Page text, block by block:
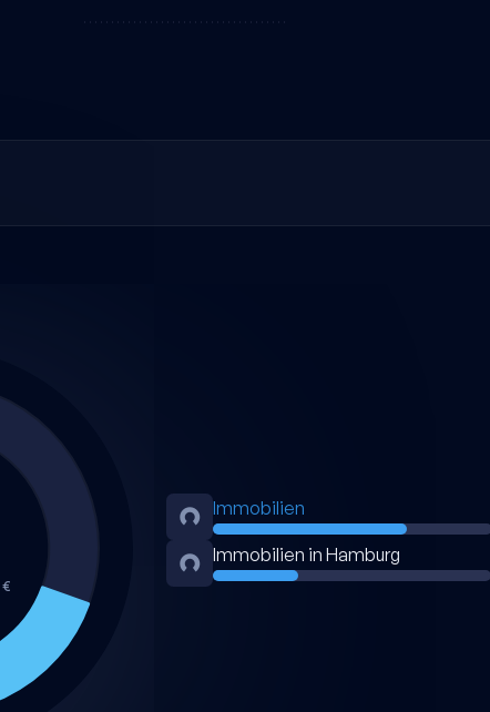
Immobilien
Immobilien in Hamburg